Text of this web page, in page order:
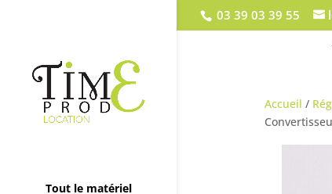
03 39 03 39 55
Tout le matériel
Accueil /